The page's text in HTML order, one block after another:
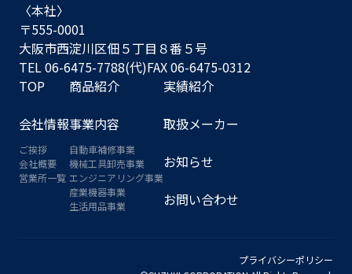
〈本社〉
〒555-0001
大阪市西淀川区佃５丁目８番５号
TEL 06-6475-7788(代)FAX 06-6475-0312
TOP
会社情報
ご挨拶
会社概要
営業所一覧
商品紹介
事業内容
自動車補修事業
機械工具卸売事業
エンジニアリング事業
産業機器事業
生活用品事業
実績紹介
取扱メーカー
お知らせ
お問い合わせ
プライバシーポリシー